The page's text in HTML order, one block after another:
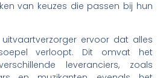
van keuzes die passen bij hun
ervoor dat alles
verloopt. Dit omvat het
leveranciers, zoals